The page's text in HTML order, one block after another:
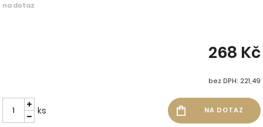
na dotaz
268 Kč
bez DPH: 221,49
ks